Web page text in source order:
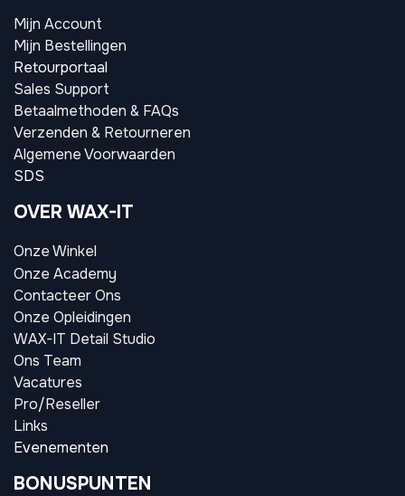
Mijn Account
Mijn Bestellingen
Retourportaal
Sales Support
Betaalmethoden & FAQs
Verzenden & Retourneren
Algemene Voorwaarden
SDS
OVER WAX-IT
Onze Winkel
Onze Academy
Contacteer Ons
Onze Opleidingen
WAX-IT Detail Studio
Ons Team
Vacatures
Pro/Reseller
Links
Evenementen
BONUSPUNTEN